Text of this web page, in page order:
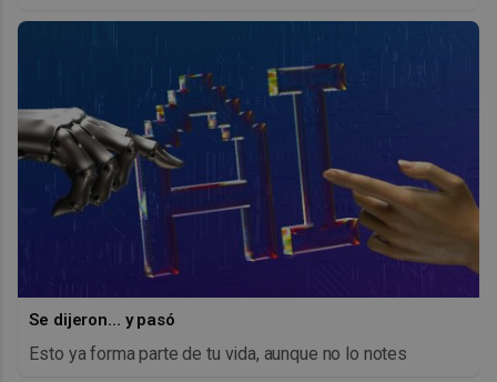
Se dijeron… y pasó
Esto ya forma parte de tu vida, aunque no lo notes